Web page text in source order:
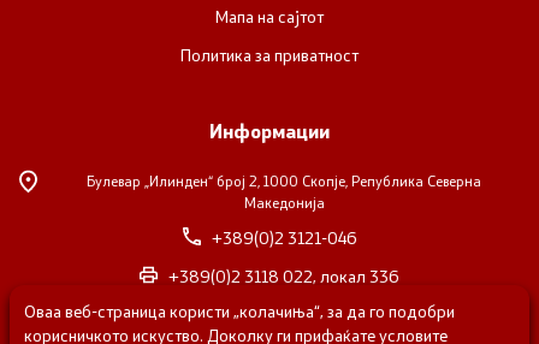
Мапа на сајтот
Политика за приватност
Информации
Булевар „Илинден“ број 2, 1000 Скопје, Република Северна
Македонија
+389(0)2 3121-046
+389(0)2 3118 022, локал 336
nvosorabotka@gs.gov.mk
Оваа веб-страница користи „колачиња“, за да го подобри
корисничкото искуство. Доколку ги прифаќате условите